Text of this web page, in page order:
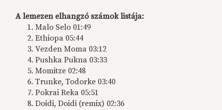
A lemezen elhangzó számok listája:
Malo Selo 01:49
Ethiopa 05:44
Vezden Moma 03:12
Pushka Pukna 03:33
Momitze 02:48
Trunke, Todorke 03:40
Pokrai Reka 05:51
Doidi, Doidi (remix) 02:36